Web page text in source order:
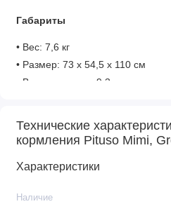
Габариты
• Вес: 7,6 кг
• Размер: 73 х 54,5 х 110 см
• Вес в упаковке: 9,3 кг
Технические
кормления Pituso Mimi,
Характеристики
Наличие